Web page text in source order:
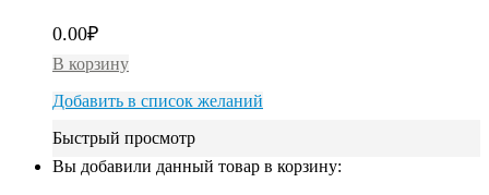
0.00₽
В корзину
Добавить в список желаний
Быстрый просмотр
Вы добавили данный товар в корзину: